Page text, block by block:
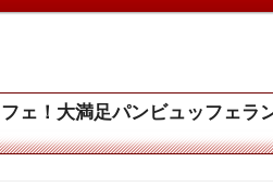
ェ！大満足パンビュッフェ